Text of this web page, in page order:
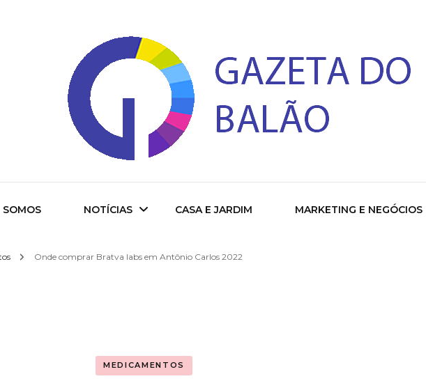
do Balao
SOMOS NOTÍCIAS
Entretenimento
CASA E JARDIM MARKETING E NEGÓCIOS
Onde comprar Bratva labs em Antônio Carlos 2022
MEDICAMENTOS